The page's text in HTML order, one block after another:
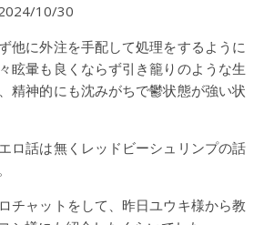
10/30
他に外注を手配して処理をするように
眩暈も良くならず引き籠りのような生
精神的にも沈みがちで鬱状態が強い状
ロ話は無くレッドビーシュリンプの話
チャットをして、昨日ユウキ様から教